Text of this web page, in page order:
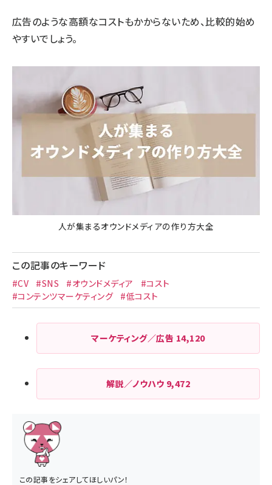
広告のような高額なコストもかからないため、比較的始め
やすいでしょう。
人が集まるオウンドメディアの作り方大全
この記事のキーワード
#CV #SNS #オウンドメディア
#コスト
#コンテンツマーケティング
#低コスト
マーケティング／広告 14,120
解説／ノウハウ 9,472
この記事をシェアしてほしいパン！